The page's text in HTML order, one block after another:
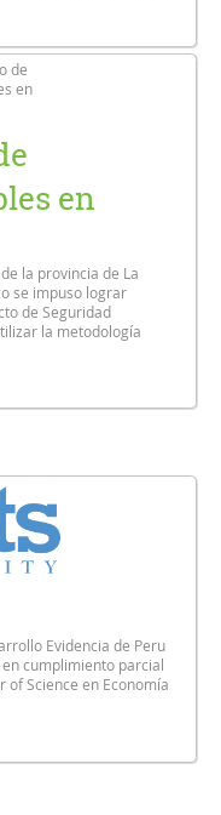
en
la provincia de La
se impuso lograr
de Seguridad
la metodología
Evidencia de Peru
cumplimiento parcial
Science en Economía